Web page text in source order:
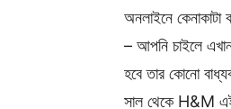
অনলাইনে কেনাকাটা
– আপনি চাইলে
হবে তার কোনো
সাল থেকে H&M